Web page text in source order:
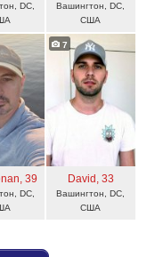
DC,
Вашингтон, DC,
США
, 39
DC,
7
David , 33
Вашингтон, DC,
США